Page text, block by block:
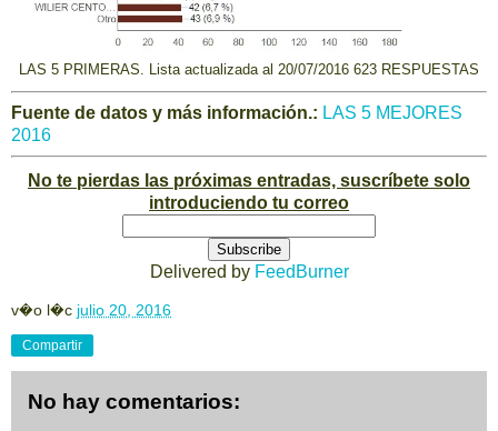
LAS 5 PRIMERAS. Lista actualizada al 20/07/2016 623 RESPUESTAS
Fuente de datos y más información.: LAS 5 MEJORES
2016
No te pierdas las próximas entradas, suscríbete solo
introduciendo tu correo
Delivered by FeedBurner
v�o l�c julio 20, 2016
Compartir
No hay comentarios: